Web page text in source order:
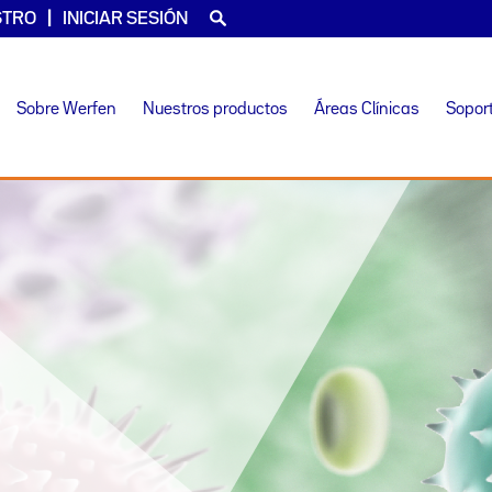
INICIAR SESIÓN
Sobre Werfen Nuestros productos Áreas Clínicas